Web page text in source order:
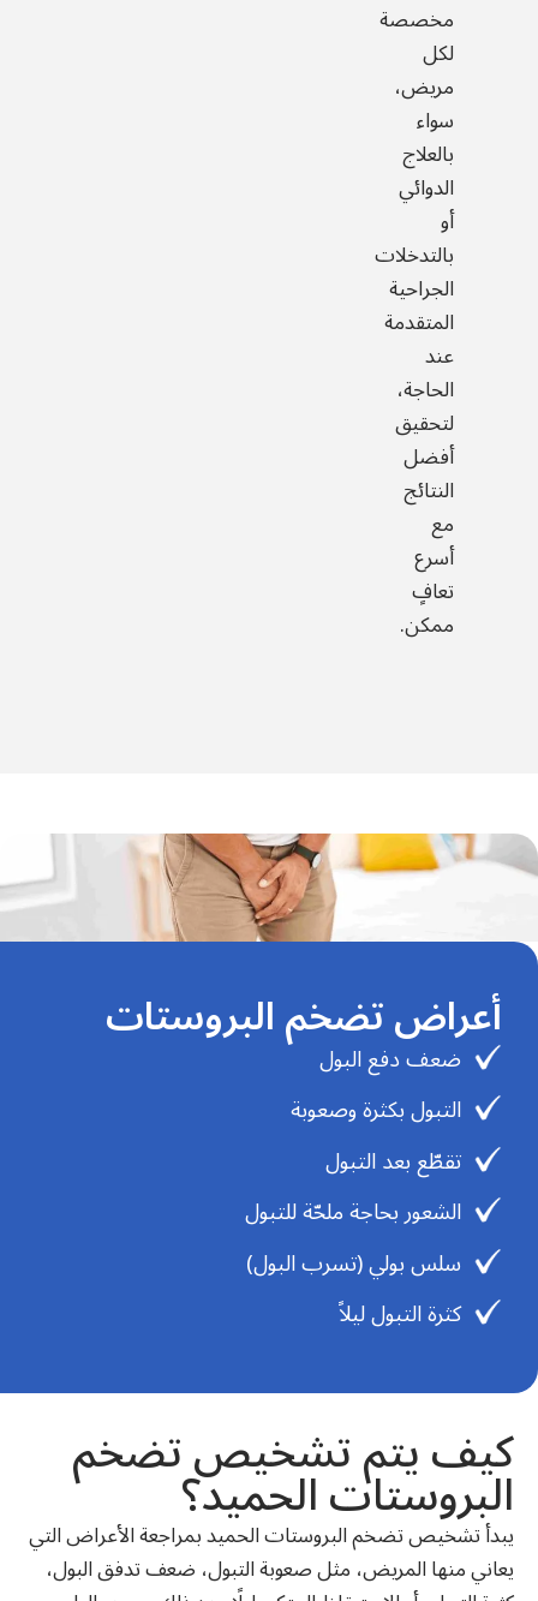
مخصصة
لكل
مريض،
سواء
بالعلاج
الدوائي
أو
بالتدخلات
الجراحية
المتقدمة
عند
الحاجة،
لتحقيق
أفضل
النتائج
مع
أسرع
تعافٍ
ممكن.
أعراض تضخم البروستات
ضعف دفع البول
التبول بكثرة وصعوبة
تقطّع بعد التبول
الشعور بحاجة ملحّة للتبول
سلس بولي (تسرب البول)
كثرة التبول ليلاً
كيف يتم تشخيص تضخم
البروستات الحميد؟
يبدأ تشخيص تضخم البروستات الحميد بمراجعة الأعراض التي
يعاني منها المريض، مثل صعوبة التبول، ضعف تدفق البول،